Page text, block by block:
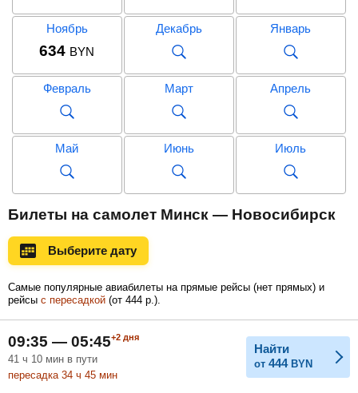
Ноябрь
634 BYN
Декабрь Январь
Февраль Март Апрель
Май Июнь Июль
Сентябрь Октябрь
Ноябрь
4 148 BYN
Билеты на самолет Минск — Новосибирск
Выберите дату
Самые популярные авиабилеты на прямые рейсы (нет прямых) и
рейсы с пересадкой (от 444 р. ).
09:35 — 05:45+2 дня
41 ч 10 мин в пути
пересадка 34 ч 45 мин
Найти
от 444 BYN